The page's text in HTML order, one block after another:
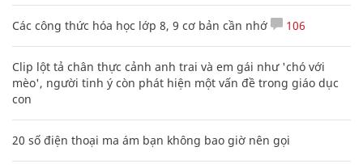
Các công thức hóa học lớp 8, 9 cơ bản cần nhớ 106
Clip lột tả chân thực cảnh anh trai và em gái như 'chó với
mèo', người tinh ý còn phát hiện một vấn đề trong giáo dục
con
20 số điện thoại ma ám bạn không bao giờ nên gọi